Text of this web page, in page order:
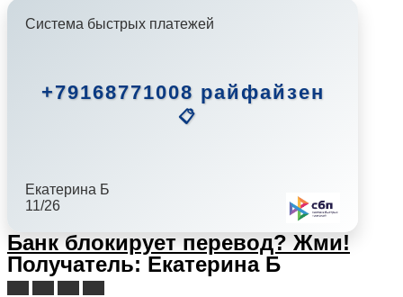
Система быстрых платежей
+79168771008 райфайзен
📋
Екатерина Б
11/26
Банк блокирует перевод? Жми!
Получатель: Екатерина Б